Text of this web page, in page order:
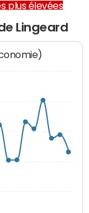
plus élevées
Lingeard